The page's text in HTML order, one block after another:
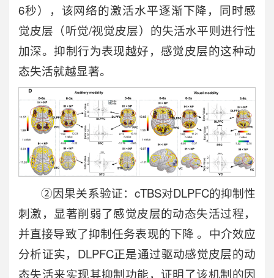
6秒），该网络的激活水平逐渐下降，同时感
觉皮层（听觉/视觉皮层）的失活水平则进行性
加深。抑制行为表现越好，感觉皮层的这种动
态失活就越显著。
②因果关系验证：cTBS对DLPFC的抑制性
刺激，显著削弱了感觉皮层的动态失活过程，
并直接导致了抑制任务表现的下降 。中介效应
分析证实，DLPFC正是通过驱动感觉皮层的动
态失活来实现其抑制功能，证明了该机制的因